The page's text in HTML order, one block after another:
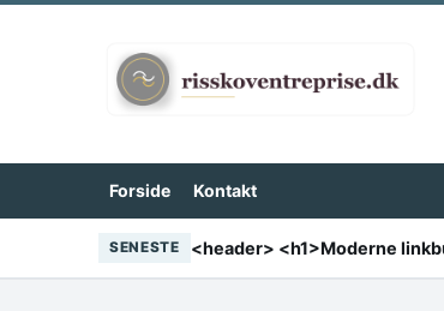
Forside Kontakt
SENESTE